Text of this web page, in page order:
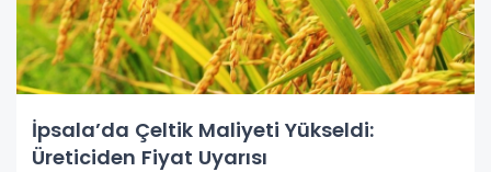
İpsala’da Çeltik Maliyeti Yükseldi:
Üreticiden Fiyat Uyarısı